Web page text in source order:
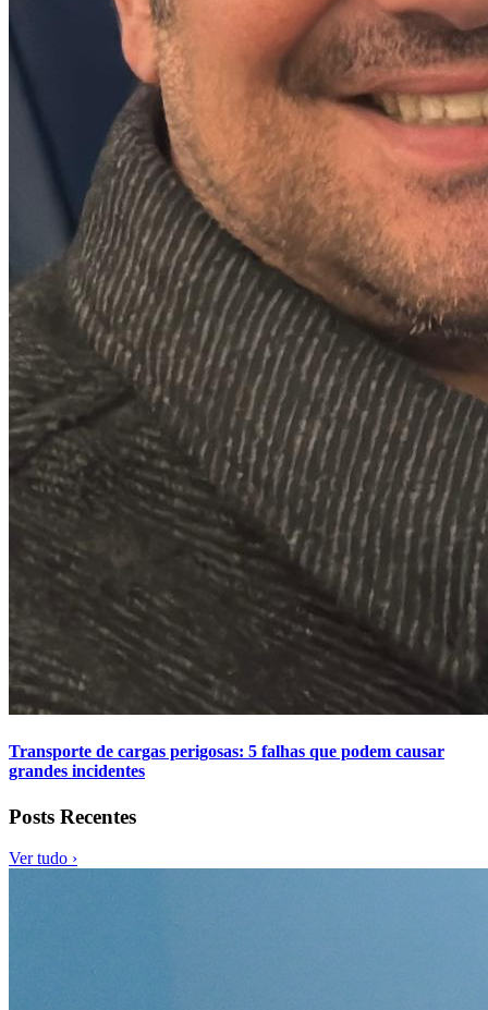
Transporte de cargas perigosas: 5 falhas que podem causar
grandes incidentes
Posts Recentes
Ver tudo ›